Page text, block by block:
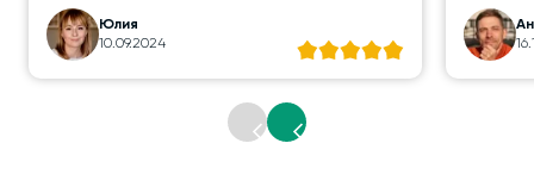
Юлия
10.09.2024